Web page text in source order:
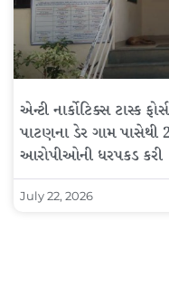
એન્ટી નાર્કોટિક્સ ટાસ્ક
પાટણના ડેર ગામ પાસેથી
આરોપીઓની ધરપકડ કરી
July 22, 2026